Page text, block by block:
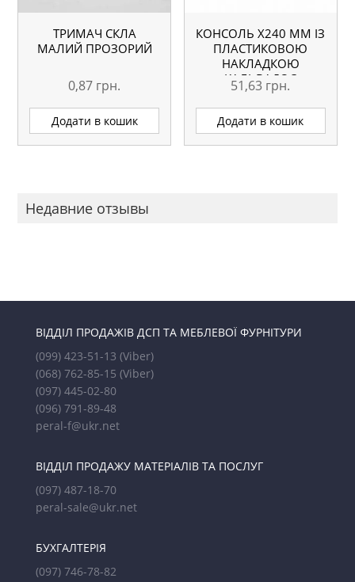
ТРИМАЧ СКЛА
МАЛИЙ ПРОЗОРИЙ
0,87 грн.
Додати в кошик
КОНСОЛЬ Х240 ММ ІЗ
ПЛАСТИКОВОЮ
НАКЛАДКОЮ
КАЛЬВАДОС
51,63 грн.
Додати в кошик
Недавние отзывы
ВІДДІЛ ПРОДАЖІВ ДСП ТА МЕБЛЕВОЇ ФУРНІТУРИ
(099) 423-51-13 (Viber)
(068) 762-85-15 (Viber)
(097) 445-02-80
(096) 791-89-48
peral-f@ukr.net
ВІДДІЛ ПРОДАЖУ МАТЕРІАЛІВ ТА ПОСЛУГ
(097) 487-18-70
peral-sale@ukr.net
БУХГАЛТЕРІЯ
(097) 746-78-82